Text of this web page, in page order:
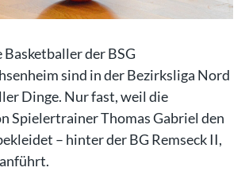
Basketballer der BSG
sind in der Bezirksliga Nord
Dinge. Nur fast, weil die
Spielertrainer Thomas Gabriel den
– hinter der BG Remseck II,